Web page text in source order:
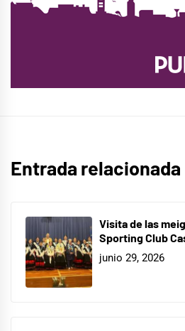
Entrada relacionada
Visita de las
Sporting Club
junio 29, 2026